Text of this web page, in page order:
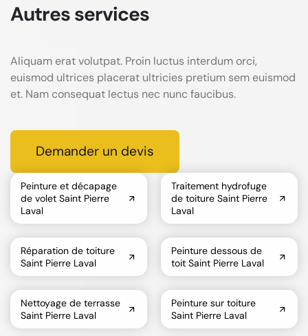
Autres services
Aliquam erat volutpat. Proin luctus interdum orci,
euismod ultrices placerat ultricies pretium sem euismod
et. Nam consequat lectus nec nunc faucibus.
Demander un devis
Peinture et décapage
de volet Saint Pierre
Laval
Traitement hydrofuge
de toiture Saint Pierre
Laval
Réparation de toiture
Saint Pierre Laval
Peinture dessous de
toit Saint Pierre Laval
Nettoyage de terrasse
Saint Pierre Laval
Peinture sur toiture
Saint Pierre Laval